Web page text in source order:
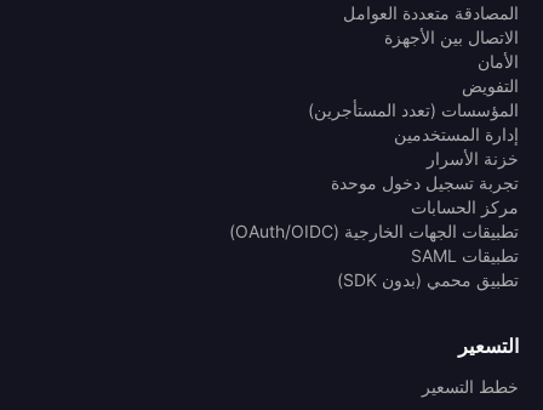
المصادقة متعددة العوامل
الاتصال بين الأجهزة
الأمان
التفويض
المؤسسات (تعدد المستأجرين)
إدارة المستخدمين
خزنة الأسرار
تجربة تسجيل دخول موحدة
مركز الحسابات
تطبيقات الجهات الخارجية (OAuth/OIDC)
تطبيقات SAML
تطبيق محمي (بدون SDK)
التسعير
خطط التسعير